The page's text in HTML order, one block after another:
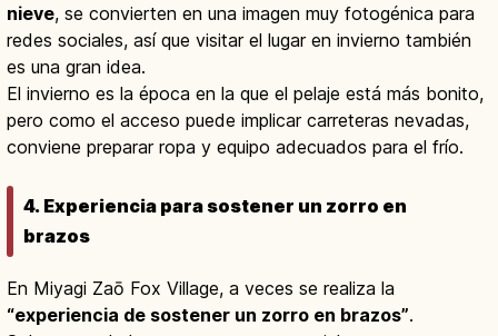
nieve, se convierten en una imagen muy fotogénica para
redes sociales, así que visitar el lugar en invierno también
es una gran idea.
El invierno es la época en la que el pelaje está más bonito,
pero como el acceso puede implicar carreteras nevadas,
conviene preparar ropa y equipo adecuados para el frío.
4. Experiencia para sostener un zorro en
brazos
En Miyagi Zaō Fox Village, a veces se realiza la
“experiencia de sostener un zorro en brazos”.